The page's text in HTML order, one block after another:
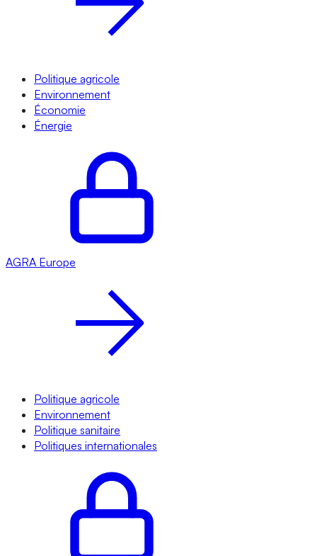
Politique agricole
Environnement
Économie
Énergie
AGRA Europe
Politique agricole
Environnement
Politique sanitaire
Politiques internationales